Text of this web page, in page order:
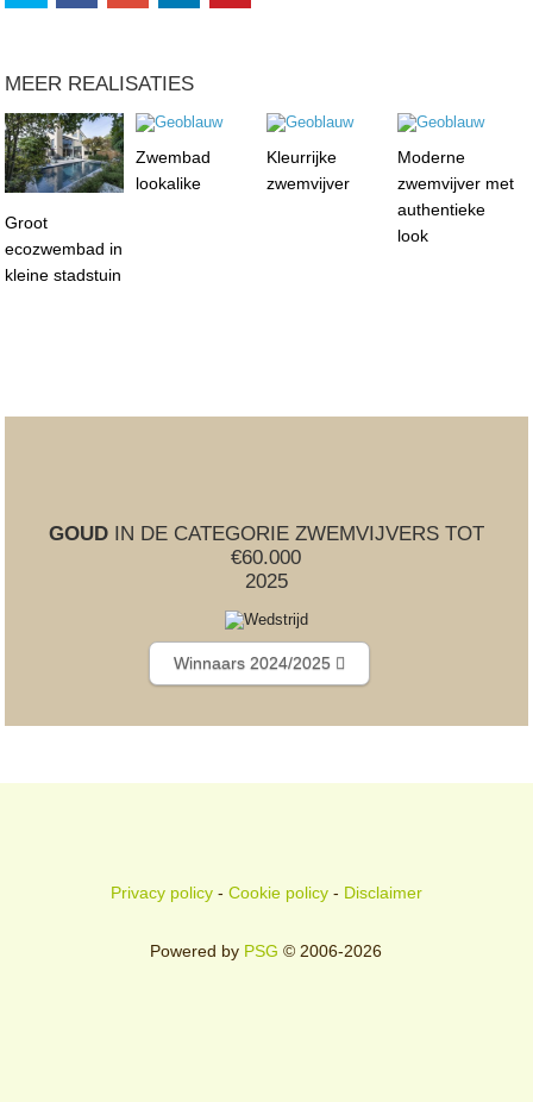
MEER REALISATIES
Groot
ecozwembad in
kleine stadstuin
Zwembad
lookalike
Kleurrijke
zwemvijver
Moderne
zwemvijver met
authentieke
look
GOUDIN DE CATEGORIE ZWEMVIJVERS TOT
€60.000
2025
Winnaars 2024/2025
Privacy policy- Cookie policy- Disclaimer
Powered by PSG © 2006-2026